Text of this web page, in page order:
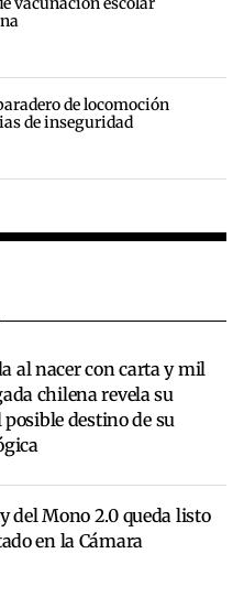
de locomoción
de inseguridad
al nacer con carta y mil
chilena revela su
destino de su
del Mono 2.0 queda listo
en la Cámara